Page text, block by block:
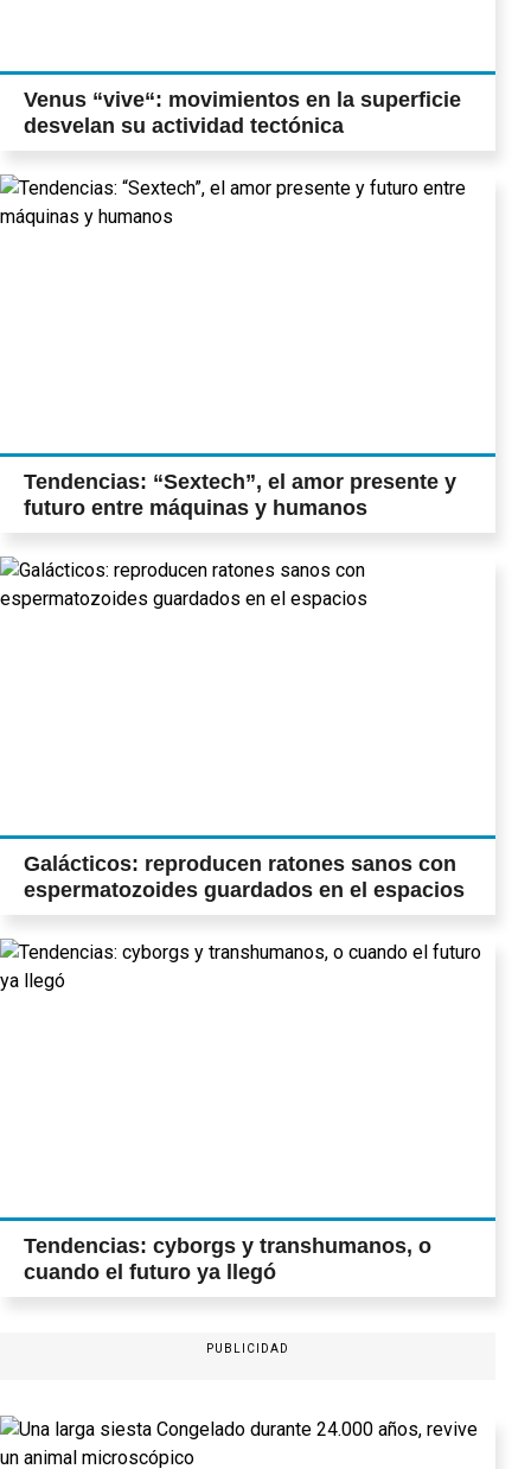
Venus “vive“: movimientos en la superficie
desvelan su actividad tectónica
Tendencias: “Sextech”, el amor presente y
futuro entre máquinas y humanos
Galácticos: reproducen ratones sanos con
espermatozoides guardados en el espacios
Tendencias: cyborgs y transhumanos, o
cuando el futuro ya llegó
PUBLICIDAD